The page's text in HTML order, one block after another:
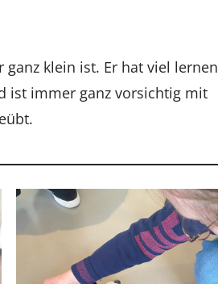
klein ist. Er hat viel lernen
ist immer ganz vorsichtig mit